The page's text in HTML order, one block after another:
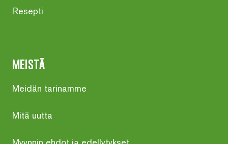
Resepti
meistä
Meidän tarinamme
Mitä uutta